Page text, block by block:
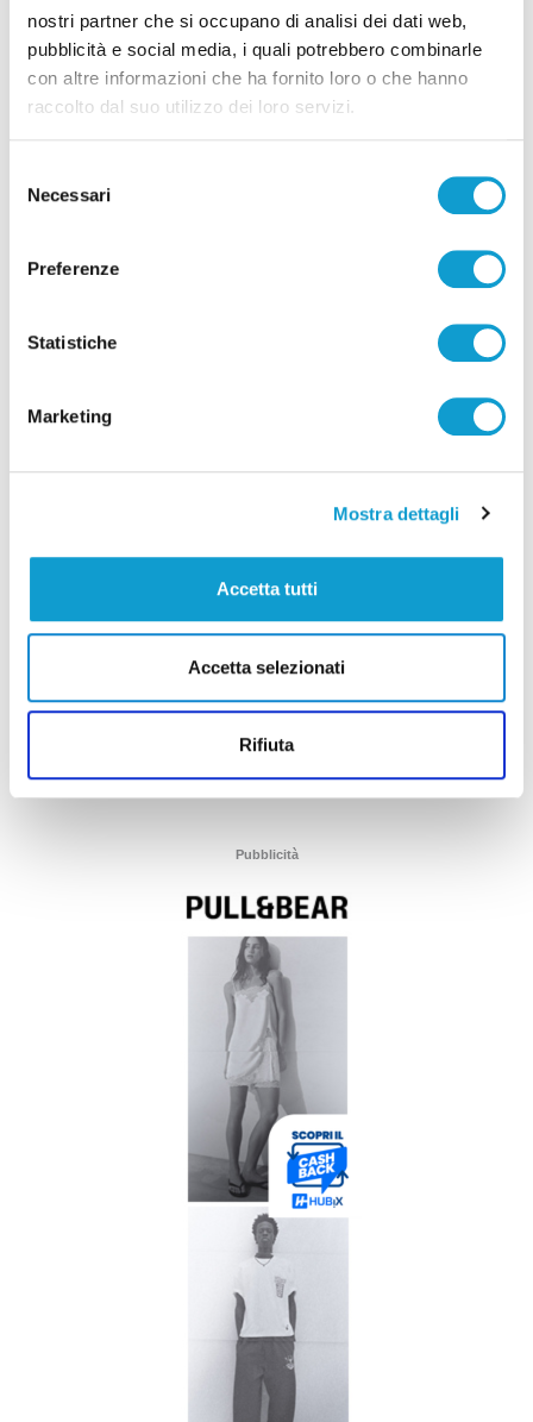
nostri partner che si occupano di analisi dei dati web,
pubblicità e social media, i quali potrebbero combinarle
con altre informazioni che ha fornito loro o che hanno
raccolto dal suo utilizzo dei loro servizi.
delNecessari
Preferenze
Statistiche
Marketing
Mostra dettagli
Accetta tutti
Accetta selezionati
Rifiuta
Pubblicità